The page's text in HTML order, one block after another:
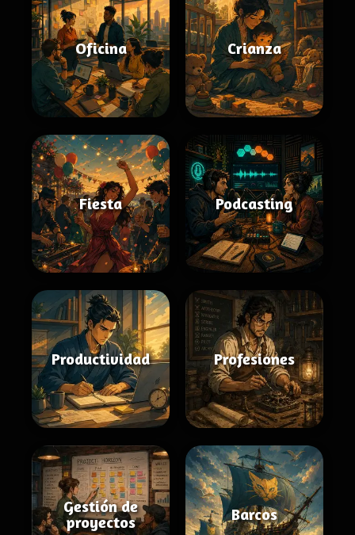
Oficina Crianza
Fiesta Podcasting
Productividad Profesiones
Gestión de
proyectos
Barcos